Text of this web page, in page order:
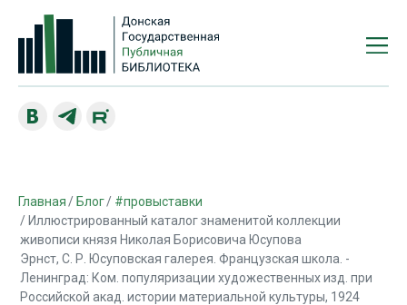
Главная Блог
#провыставки
Иллюстрированный каталог знаменитой коллекции
живописи князя Николая Борисовича Юсупова
Эрнст, С. Р. Юсуповская галерея. Французская школа. -
Ленинград: Ком. популяризации художественных изд. при
Российской акад. истории материальной культуры, 1924